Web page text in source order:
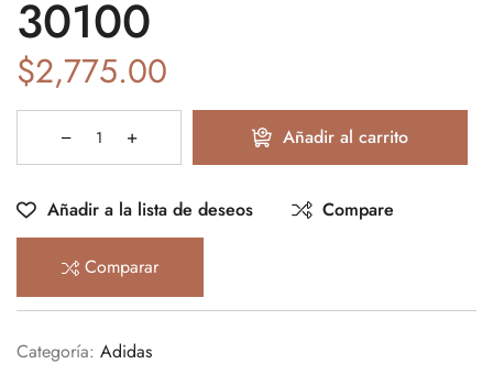
30100
$2,775.00
Añadir al carrito
Añadir a la lista de deseos Compare
Comparar
Categoría: Adidas